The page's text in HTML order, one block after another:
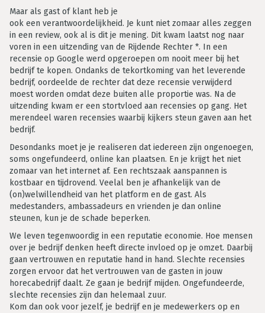
Maar als gast of klant heb je
ook een verantwoordelijkheid. Je kunt niet zomaar alles zeggen
in een review, ook al is dit je mening. Dit kwam laatst nog naar
voren in een uitzending van de Rijdende Rechter *. In een
recensie op Google werd opgeroepen om nooit meer bij het
bedrijf te kopen. Ondanks de tekortkoming van het leverende
bedrijf, oordeelde de rechter dat deze recensie verwijderd
moest worden omdat deze buiten alle proportie was. Na de
uitzending kwam er een stortvloed aan recensies op gang. Het
merendeel waren recensies waarbij kijkers steun gaven aan het
bedrijf.
Desondanks moet je je realiseren dat iedereen zijn ongenoegen,
soms ongefundeerd, online kan plaatsen. En je krijgt het niet
zomaar van het internet af. Een rechtszaak aanspannen is
kostbaar en tijdrovend. Veelal ben je afhankelijk van de
(on)welwillendheid van het platform en de gast. Als
medestanders, ambassadeurs en vrienden je dan online
steunen, kun je de schade beperken.
We leven tegenwoordig in een reputatie economie. Hoe mensen
over je bedrijf denken heeft directe invloed op je omzet. Daarbij
gaan vertrouwen en reputatie hand in hand. Slechte recensies
zorgen ervoor dat het vertrouwen van de gasten in jouw
horecabedrijf daalt. Ze gaan je bedrijf mijden. Ongefundeerde,
slechte recensies zijn dan helemaal zuur.
Kom dan ook voor jezelf, je bedrijf en je medewerkers op en